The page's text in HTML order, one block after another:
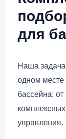
для
Наша задача
одном месте
бассейна:
управления.